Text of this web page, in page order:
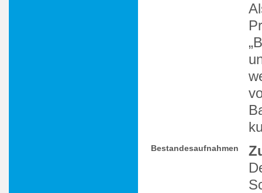
Bestandesaufnahmen